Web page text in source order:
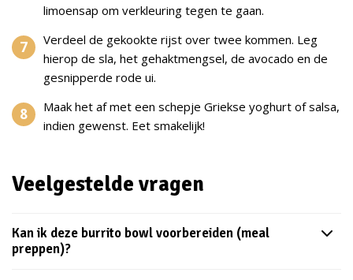
limoensap om verkleuring tegen te gaan.
Verdeel de gekookte rijst over twee kommen. Leg
hierop de sla, het gehaktmengsel, de avocado en de
gesnipperde rode ui.
Maak het af met een schepje Griekse yoghurt of salsa,
indien gewenst. Eet smakelijk!
Veelgestelde vragen
Kan ik deze burrito bowl voorbereiden (meal
preppen)?